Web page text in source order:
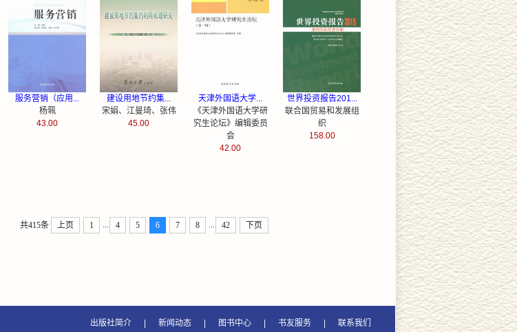
服务营销（应用...
杨珮
43.00
建设用地节约集...
宋娟、江曼琦、张伟
45.00
天津外国语大学...
《天津外国语大学研
究生论坛》编辑委员
会
42.00
世界投资报告201...
联合国贸易和发展组
织
158.00
共415条 上页 1 4 5 6 7 8 42 下页
出版社简介 新闻动态 图书中心 书友服务 联系我们